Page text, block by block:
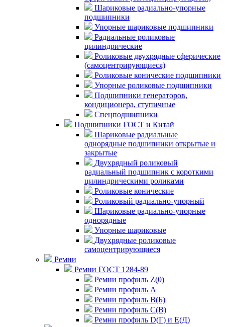
Шариковые радиально-упорные
подшипники
Упорные шариковые подшипники
Радиальные роликовые
цилиндрические
Роликовые двухрядные сферические
(самоцентрирующиеся)
Роликовые конические подшипники
Упорные роликовые подшипники
Подшипники генераторов,
кондиционера, ступичные
Спецподшипники
Подшипники ГОСТ и Китай
Шариковые радиальные
однорядные подшипники открытые и
закрытые
Двухрядный роликовый
радиальный подшипник с короткими
цилиндрическими роликами
Роликовые конические
Роликовый радиально-упорный
Шариковые радиально-упорные
однорядные
Упорные шариковые
Двухрядные роликовые
самоцентрирующиеся
Ремни
Ремни ГОСТ 1284-89
Ремни профиль Z(0)
Ремни профиль А
Ремни профиль В(Б)
Ремни профиль С(В)
Ремни профиль D(Г) и E(Д)